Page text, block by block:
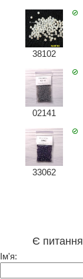
38102
02141
33062
Є
Ім'я: